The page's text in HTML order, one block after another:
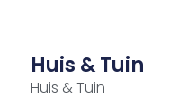
Huis & Tuin
Huis & Tuin